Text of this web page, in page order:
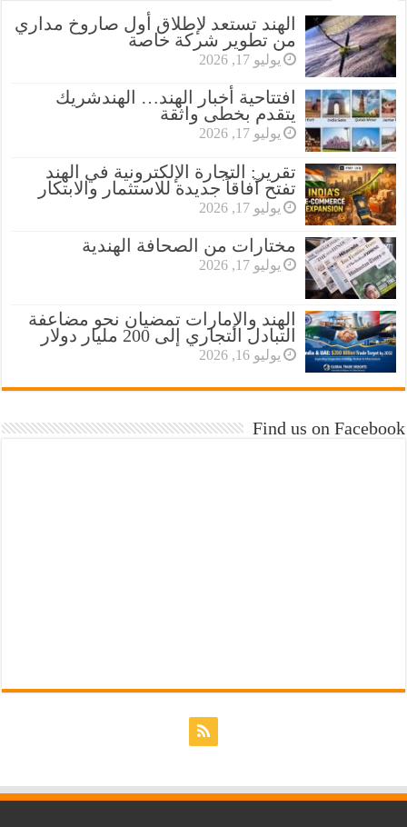
الهند تستعد لإطلاق أول صاروخ مداري
من تطوير شركة خاصة
يوليو 17, 2026
افتتاحية أخبار الهند… الهندشريك
يتقدم بخطى واثقة
يوليو 17, 2026
تقرير: التجارة الإلكترونية في الهند
تفتح آفاقاً جديدة للاستثمار والابتكار
يوليو 17, 2026
مختارات من الصحافة الهندية
يوليو 17, 2026
الهند والإمارات تمضيان نحو مضاعفة
التبادل التجاري إلى 200 مليار دولار
يوليو 16, 2026
Find us on Facebook